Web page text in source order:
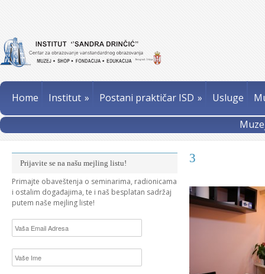
Home Institut » Postani praktičar ISD » Usluge
3
Prijavite se na našu mejling listu!
Primajte obaveštenja o seminarima, radionicama
i ostalim događajima, te i naš besplatan sadržaj
putem naše mejling liste!